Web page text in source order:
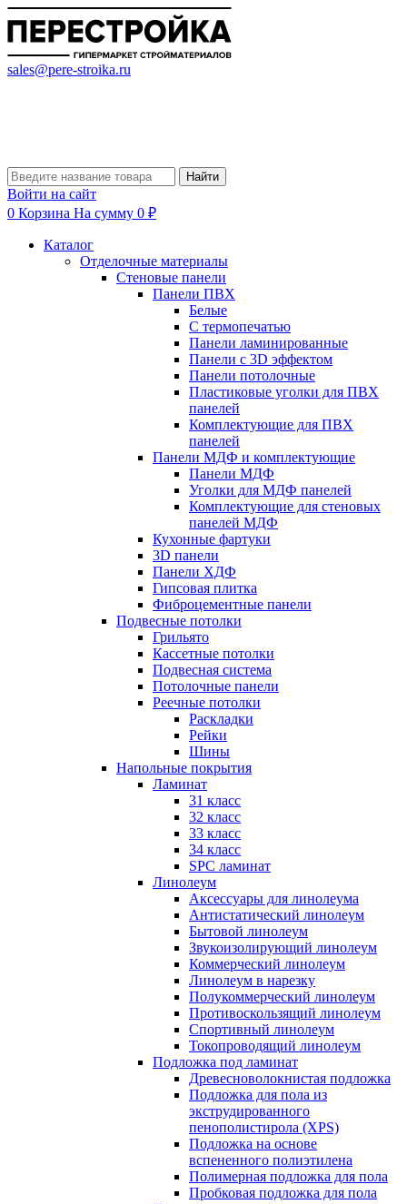
sales@pere-stroika.ru
Найти
Войти на сайт
0 Корзина На сумму 0 ₽
Каталог
Отделочные материалы
Стеновые панели
Панели ПВХ
Белые
С термопечатью
Панели ламинированные
Панели с 3D эффектом
Панели потолочные
Пластиковые уголки для ПВХ
панелей
Комплектующие для ПВХ
панелей
Панели МДФ и комплектующие
Панели МДФ
Уголки для МДФ панелей
Комплектующие для стеновых
панелей МДФ
Кухонные фартуки
3D панели
Панели ХДФ
Гипсовая плитка
Фиброцементные панели
Подвесные потолки
Грильято
Кассетные потолки
Подвесная система
Потолочные панели
Реечные потолки
Раскладки
Рейки
Шины
Напольные покрытия
Ламинат
31 класс
32 класс
33 класс
34 класс
SPC ламинат
Линолеум
Аксессуары для линолеума
Антистатический линолеум
Бытовой линолеум
Звукоизолирующий линолеум
Коммерческий линолеум
Линолеум в нарезку
Полукоммерческий линолеум
Противоскользящий линолеум
Спортивный линолеум
Токопроводящий линолеум
Подложка под ламинат
Древесноволокнистая подложка
Подложка для пола из
экструдированного
пенополистирола (XPS)
Подложка на основе
вспененного полиэтилена
Полимерная подложка для пола
Пробковая подложка для пола